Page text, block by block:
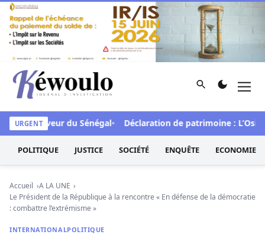
Aller au contenu
Kéwoulo, le premier site d'information et d'investigation
Rechercher
URGENT
en faveur du Sénégal Déclaration de patrimoine : L’Osidea
POLITIQUE JUSTICE SOCIÉTÉ ENQUÊTE ECONOMIE
Accueil
A LA UNE
Le Président de la République à la rencontre « En défense de la démocratie
: combattre l’extrémisme »
INTERNATIONALPOLITIQUE